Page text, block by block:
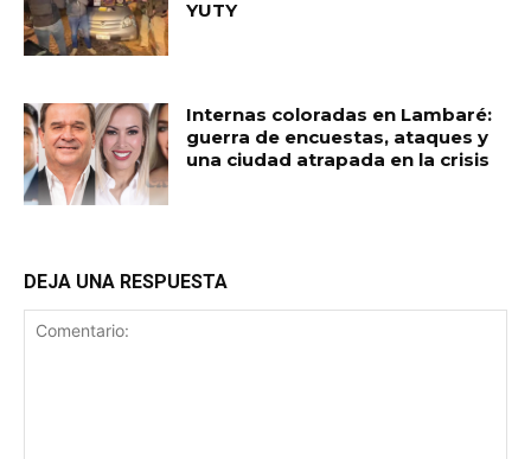
YUTY
Internas coloradas en Lambaré:
guerra de encuestas, ataques y
una ciudad atrapada en la crisis
DEJA UNA RESPUESTA